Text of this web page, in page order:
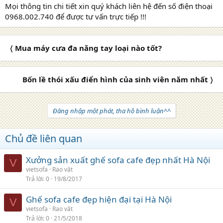
Mọi thông tin chi tiết xin quý khách liên hệ đến số điện thoại
0968.002.740 để được tư vấn trực tiếp !!!
〈 Mua máy cưa đa năng tay loại nào tốt?
Bốn lề thói xấu điển hình của sinh viên năm nhất 〉
Đăng nhập một phát, tha hồ bình luận^^
Chủ đề liên quan
V Xưởng sản xuất ghế sofa cafe đẹp nhất Hà Nội
vietsofa
Rao vặt
Trả lời 0 19/8/2017
V Ghế sofa cafe đẹp hiện đại tại Hà Nội
vietsofa
Rao vặt
Trả lời 0 21/5/2018